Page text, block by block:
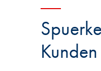
Kunden